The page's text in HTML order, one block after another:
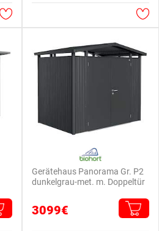
Gerätehaus Panorama Gr. P2
dunkelgrau-met. m. Doppeltür
3099€